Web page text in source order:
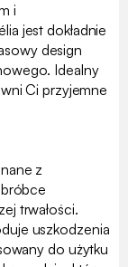
i
jest dokładnie
design
Idealny
Ci przyjemne
z
trwałości.
uszkodzenia
do użytku